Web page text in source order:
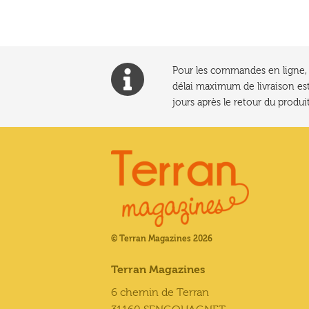
Pour les commandes en
délai maximum de livraison
jours après le retour du
© Terran Magazines 2026
Terran Magazines
6 chemin de Terran